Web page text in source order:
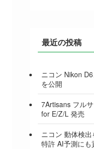
最近の投稿
ニコン Nikon
を公開
7Artisans フル
for E/Z/L 発売
ニコン 動体検
特許 AI予測にも